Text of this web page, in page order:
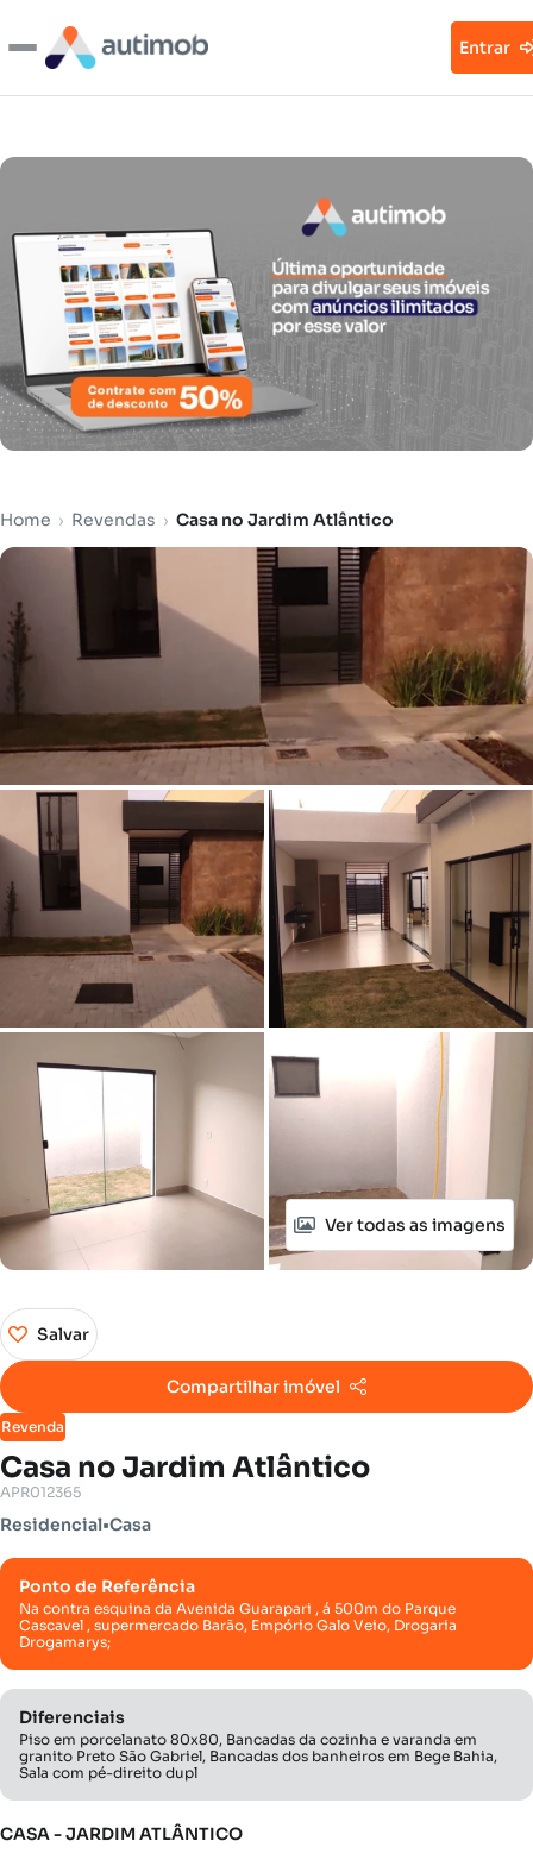
Entrar
Home › Revendas › Casa no Jardim Atlântico
Ver todas as imagens
Revenda
Casa no Jardim Atlântico
Salvar
Compartilhar imóvel
APR012365
Residencial•Casa
Ponto de Referência
Na contra esquina da Avenida Guarapari , á 500m do Parque
Cascavel , supermercado Barão, Empório Galo Veio, Drogaria
Drogamarys;
Diferenciais
Piso em porcelanato 80x80, Bancadas da cozinha e varanda em
granito Preto São Gabriel, Bancadas dos banheiros em Bege Bahia,
Sala com pé-direito dupl
CASA - JARDIM ATLÂNTICO